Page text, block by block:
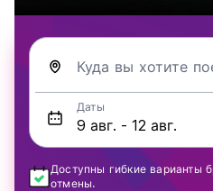
Куда вы хотите
Даты
Доступны гибкие варианты
отмены.